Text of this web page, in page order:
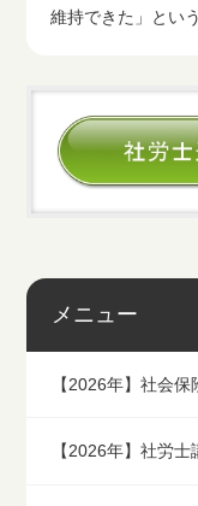
維持できた」とい
メニュー
【2026年】社会
【2026年】社労